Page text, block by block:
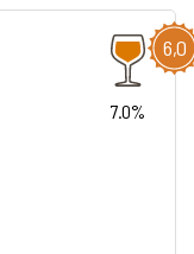
6,0
7.0%